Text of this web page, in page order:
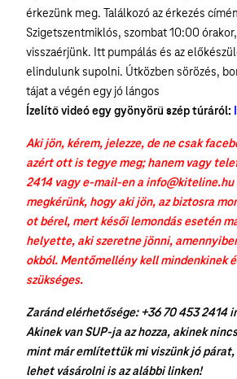
érkezünk meg. Találkozó az érkezés
Szigetszentmiklós, szombat 10:00
visszaérjünk. Itt pumpálás és az
elindulunk supolni. Útközben sörözés,
tájat a végén egy jó lángos
Ízelítő videó egy gyönyörű szép túráról:
Aki jön, kérem, jelezze, de ne csak
azért ott is tegye meg; hanem vagy
2414 vagy e-mail-en a
megkérünk, hogy aki jön, az biztosra
ot bérel, mert késői lemondás esetén
helyette, aki szeretne jönni,
okból. Mentőmellény kell mindenkinek
szükséges.
Zaránd elérhetősége: +36 70 453 2414
Akinek van SUP-ja az hozza, akinek
mint már említettük mi viszünk jó párat,
lehet vásárolni is az alábbi linken!